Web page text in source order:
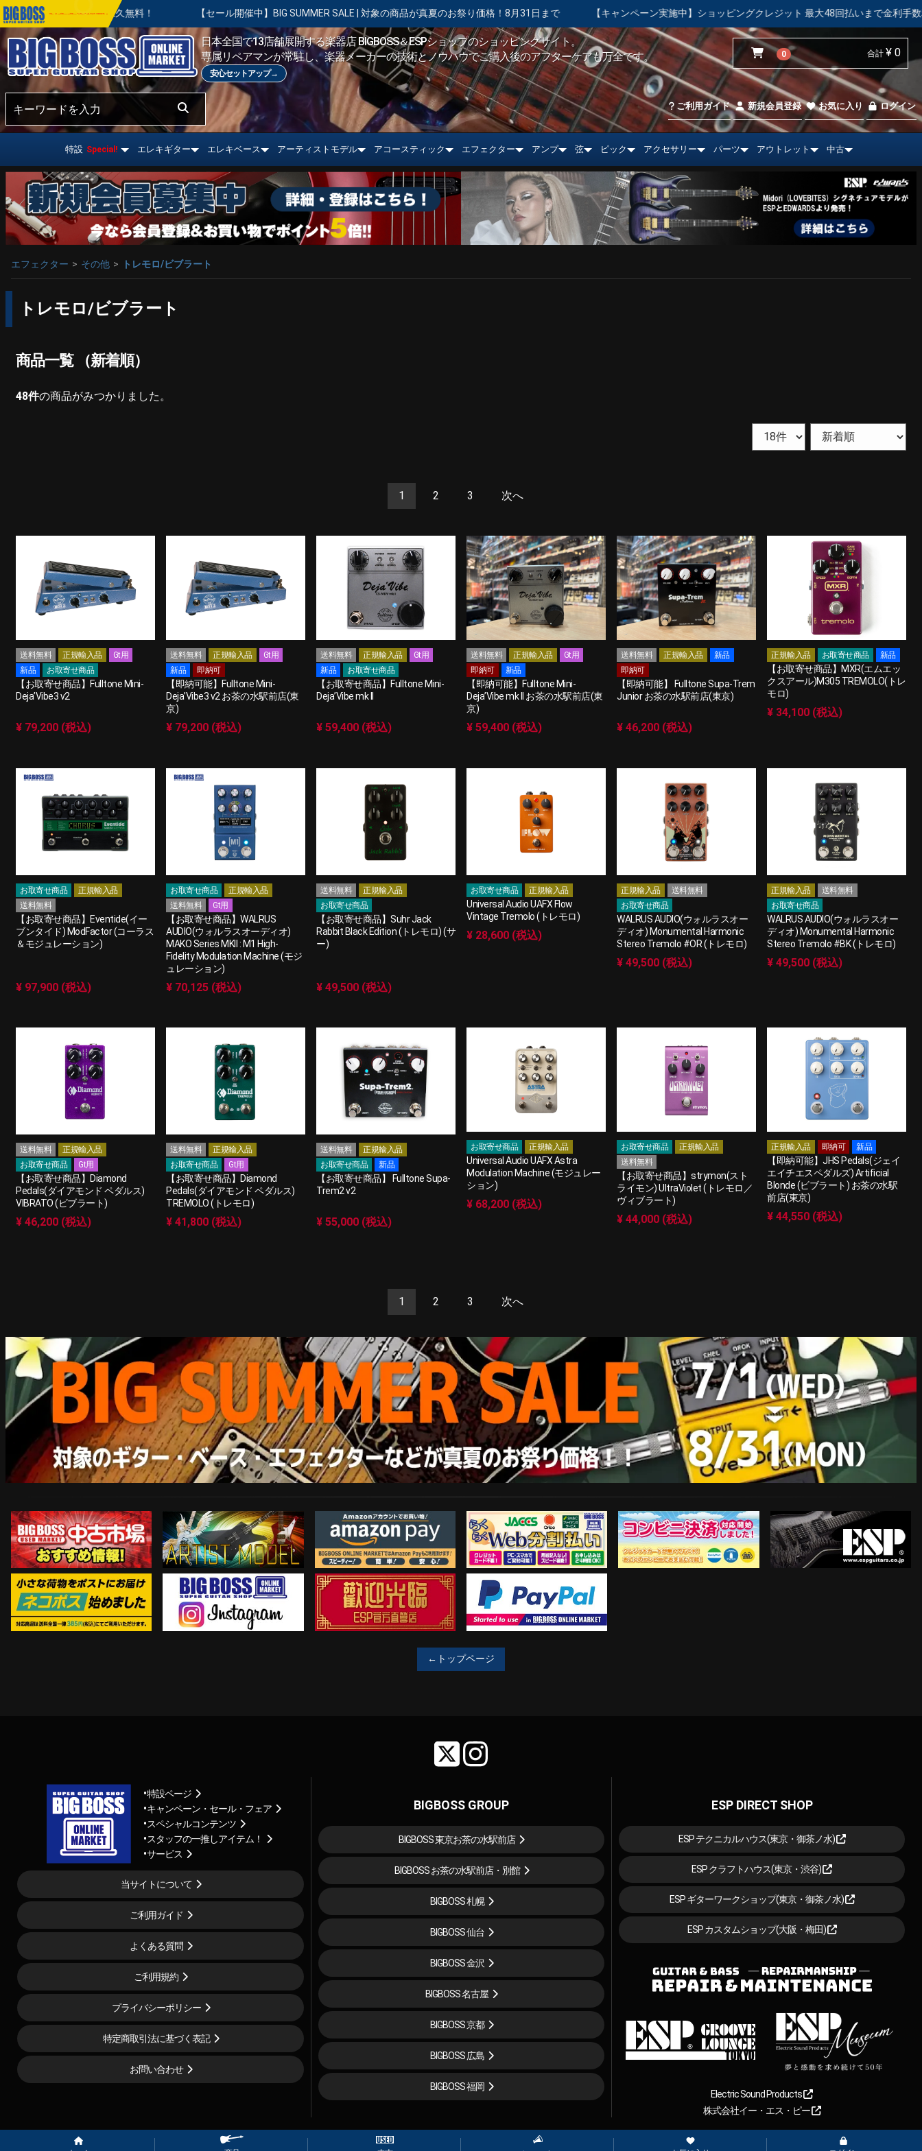
は永久無料！ 【セール開催中】BIG SUMMER SALE | 対象の商品が真夏のお祭り価格！8月31日まで 【キャンペーン実施中】ショッピングクレジット 最大48回払いまで金利手数料無料！ 【
おすすめ情報!
日本全国で13店舗展開する楽器店 BIGBOSS＆ESPショップのショッピングサイト。
専属リペアマンが常駐し、楽器メーカーの技術とノウハウでご購入後のアフターケアも万全です。
安心セットアップ→
0 合計 ¥ 0
ご利用ガイド 新規会員登録 お気に入り ログイン
特設 Special! エレキギター エレキベース アーティストモデル アコースティック エフェクター アンプ 弦 ピック アクセサリー パーツ アウトレット 中古
エフェクター その他 トレモロ/ビブラート
トレモロ/ビブラート
商品一覧 （新着順）
48件の商品がみつかりました。
1 2 3 次へ
送料無料 正規輸入品
Gt用
新品
お取寄せ商品
【お取寄せ商品】Fulltone Mini-
Deja’Vibe3 v2
¥ 79,200 (税込)
送料無料 正規輸入品
Gt用
新品
即納可
【即納可能】Fulltone Mini-
Deja’Vibe3 v2 お茶の水駅前店(東
京)
¥ 79,200 (税込)
送料無料 正規輸入品
Gt用
新品
お取寄せ商品
【お取寄せ商品】Fulltone Mini-
Deja’Vibe mk II
¥ 59,400 (税込)
送料無料 正規輸入品
Gt用
即納可
新品
【即納可能】Fulltone Mini-
Deja’Vibe mk II お茶の水駅前店(東
京)
¥ 59,400 (税込)
送料無料 正規輸入品
新品
即納可
【即納可能】 Fulltone Supa-Trem
Junior お茶の水駅前店(東京)
¥ 46,200 (税込)
正規輸入品 お取寄せ商品 新品
【お取寄せ商品】MXR(エムエッ
クスアール)M305 TREMOLO(トレ
モロ)
¥ 34,100 (税込)
お取寄せ商品
正規輸入品
送料無料
【お取寄せ商品】Eventide(イー
ブンタイド) ModFactor (コーラス
＆モジュレーション)
¥ 97,900 (税込)
お取寄せ商品
正規輸入品
送料無料
Gt用
【お取寄せ商品】WALRUS
AUDIO(ウォルラスオーディオ)
MAKO Series MKII : M1 High-
Fidelity Modulation Machine (モジ
ュレーション)
¥ 70,125 (税込)
送料無料
正規輸入品
お取寄せ商品
【お取寄せ商品】Suhr Jack
Rabbit Black Edition (トレモロ) (サ
ー)
¥ 49,500 (税込)
お取寄せ商品 正規輸入品
Universal Audio UAFX Flow
Vintage Tremolo (トレモロ)
¥ 28,600 (税込)
正規輸入品
送料無料
お取寄せ商品
WALRUS AUDIO(ウォルラスオー
ディオ) Monumental Harmonic
Stereo Tremolo #OR (トレモロ)
¥ 49,500 (税込)
正規輸入品
送料無料
お取寄せ商品
WALRUS AUDIO(ウォルラスオー
ディオ) Monumental Harmonic
Stereo Tremolo #BK (トレモロ)
¥ 49,500 (税込)
送料無料
正規輸入品
お取寄せ商品
Gt用
【お取寄せ商品】Diamond
Pedals(ダイアモンド ペダルス)
VIBRATO (ビブラート)
¥ 46,200 (税込)
送料無料
正規輸入品
お取寄せ商品
Gt用
【お取寄せ商品】Diamond
Pedals(ダイアモンド ペダルス)
TREMOLO (トレモロ)
¥ 41,800 (税込)
送料無料
正規輸入品
お取寄せ商品
新品
【お取寄せ商品】 Fulltone Supa-
Trem2 v2
¥ 55,000 (税込)
お取寄せ商品 正規輸入品
Universal Audio UAFX Astra
Modulation Machine (モジュレー
ション)
¥ 68,200 (税込)
お取寄せ商品
正規輸入品
送料無料
【お取寄せ商品】strymon(スト
ライモン) UltraViolet (トレモロ／
ヴィブラート)
¥ 44,000 (税込)
正規輸入品 即納可 新品
【即納可能】JHS Pedals(ジェイ
エイチエスペダルズ) Artificial
Blonde (ビブラート) お茶の水駅
前店(東京)
¥ 44,550 (税込)
1 2 3 次へ
中古市場おすすめ情報!! ARTIST MODEL Amazon Pay らくらくWeb分割払い コンビニ決済対応開始！ ESP Guitars
ネコポス対象商品はコチラ Instagram 歓迎工臨 PayPal決済がご利用可能！
←トップページ
特設ページ
キャンペーン・セール・フェア
スペシャルコンテンツ
スタッフの一推しアイテム！
サービス
当サイトについて
ご利用ガイド
よくある質問
ご利用規約
プライバシーポリシー
特定商取引法に基づく表記
お問い合わせ
BIGBOSS GROUP
BIGBOSS 東京お茶の水駅前店
BIGBOSS お茶の水駅前店・別館
BIGBOSS 札幌
BIGBOSS 仙台
BIGBOSS 金沢
BIGBOSS 名古屋
BIGBOSS 京都
BIGBOSS 広島
BIGBOSS 福岡
ESP DIRECT SHOP
ESP テクニカルハウス(東京・御茶ノ水)
ESP クラフトハウス(東京・渋谷)
ESP ギターワークショップ(東京・御茶ノ水)
ESP カスタムショップ(大阪・梅田)
Electric Sound Products
株式会社イー・エス・ピー